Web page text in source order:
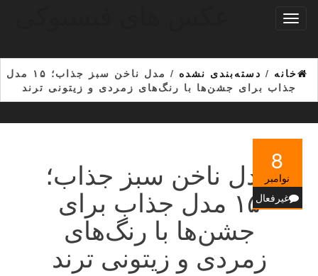
تغییر
خانه/ دسته‌بندی نشده
/ مدل ناخن سبز جذاب؛ ۱۵ مدل
جذاب برای جشن‌ها با رنگ‌های زمردی و زیتونی ترند
8
نوامبر
غیرفعال
مدل ناخن سبز جذاب؛
۱۵ مدل جذاب برای
جشن‌ها با رنگ‌های
زمردی و زیتونی ترند